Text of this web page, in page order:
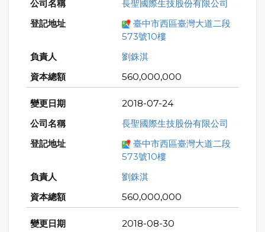
長聖國際生技股份有限公司
臺中市西區臺灣大道二段
573號10樓
劉銖淇
560,000,000
2018-07-24
長聖國際生技股份有限公司
臺中市西區臺灣大道二段
573號10樓
劉銖淇
560,000,000
2018-08-30